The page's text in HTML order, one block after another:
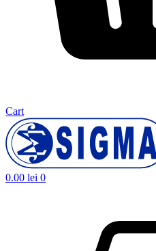
Cart
0.00 lei 0